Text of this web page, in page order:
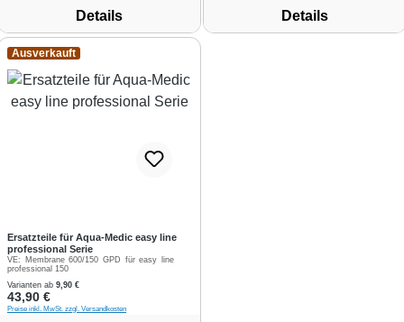
Details Details
Ausverkauft
Ersatzteile für Aqua-Medic easy line
professional Serie
VE: Membrane 600/150 GPD für easy line
professional 150
Varianten ab 9,90 €
Regulärer Preis:
43,90 €
Preise inkl. MwSt. zzgl. Versandkosten